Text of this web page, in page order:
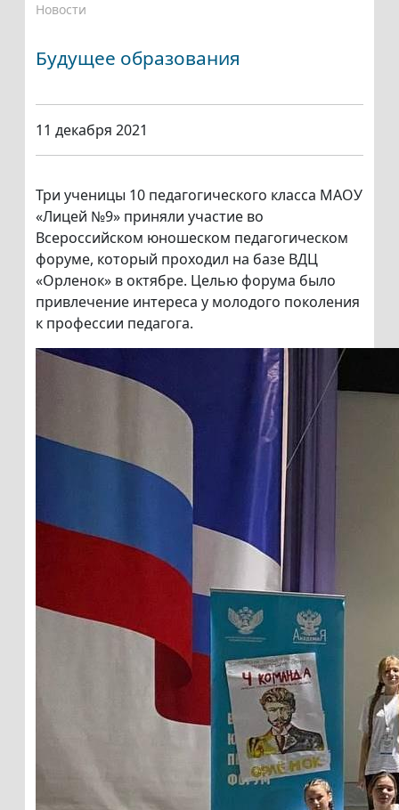
Новости
Будущее образования
11 декабря 2021
Три ученицы 10 педагогического класса МАОУ
«Лицей №9» приняли участие во
Всероссийском юношеском педагогическом
форуме, который проходил на базе ВДЦ
«Орленок» в октябре. Целью форума было
привлечение интереса у молодого поколения
к профессии педагога.